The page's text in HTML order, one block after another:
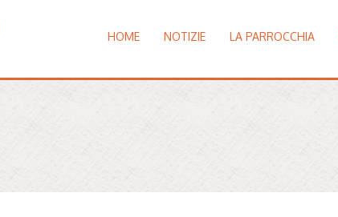
HOME NOTIZIE LA PARROCCHIA